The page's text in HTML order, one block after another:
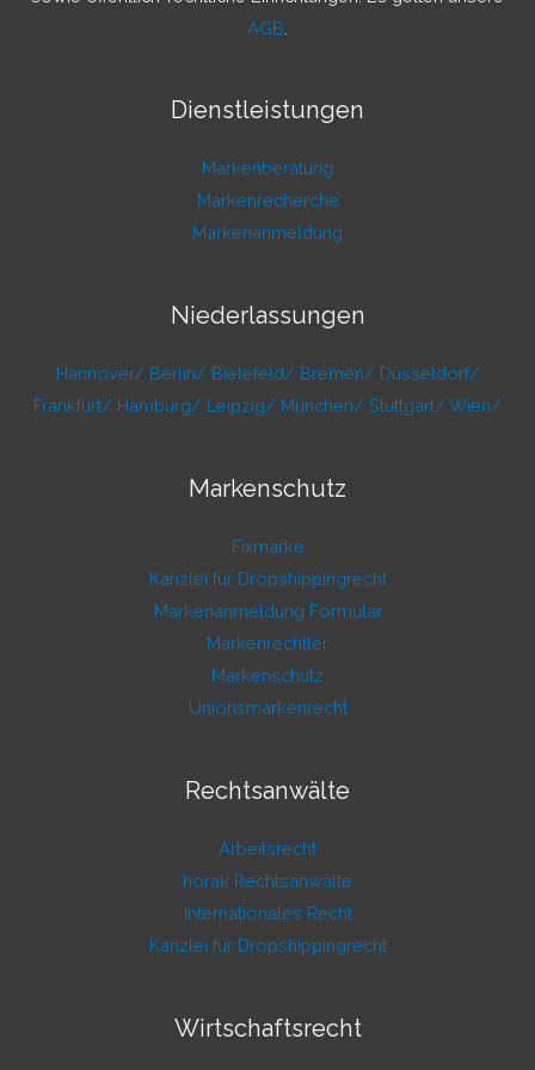
AGB
Dienstleistungen
Markenberatung
Markenrecherche
Markenanmeldung
Niederlassungen
Hannover/ Berlin/ Bielefeld/ Bremen/ Düsseldorf/
Frankfurt/ Hamburg/ Leipzig/ München/ Stuttgart/ Wien/
Markenschutz
Fixmarke
Kanzlei für Dropshippingrecht
Markenanmeldung Formular
Markenrechtler
Markenschutz
Unionsmarkenrecht
Rechtsanwälte
Arbeitsrecht
horak Rechtsanwälte
Internationales Recht
Kanzlei für Dropshippingrecht
Wirtschaftsrecht